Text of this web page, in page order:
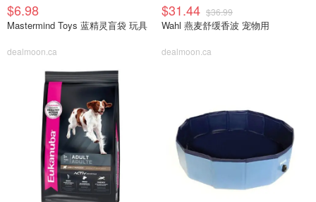
$6.98
Mastermind Toys 蓝精灵盲袋 玩具
dealmoon.ca
$31.44 $36.99
Wahl 燕麦舒缓香波 宠物用
dealmoon.ca